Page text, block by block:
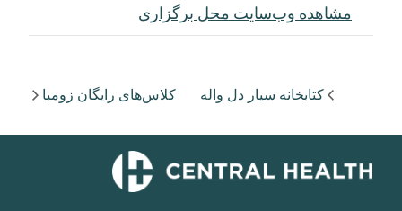
مشاهده وب‌سایت محل برگزاری
کتابخانه سیار دل واله کلاس‌های رایگان زومبا